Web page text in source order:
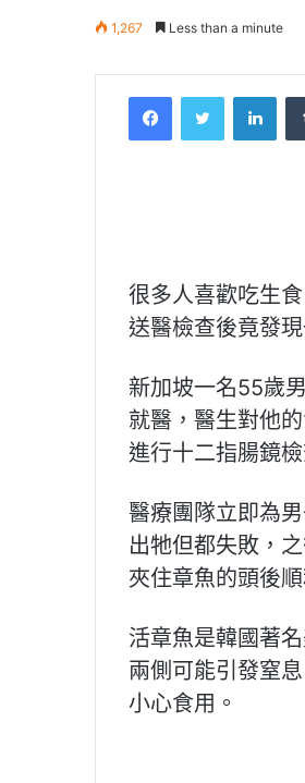
1,267 Less than a minute
很多人喜歡吃生
送醫檢查後竟發
新加坡一名55歲
就醫，醫生對他
進行十二指腸鏡
醫療團隊立即為
出牠但都失敗，
夾住章魚的頭後
活章魚是韓國著
兩側可能引發窒
小心食用。